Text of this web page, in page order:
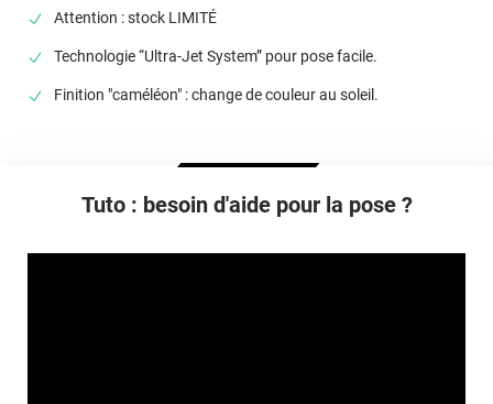
Attention : stock LIMITÉ
Technologie “Ultra-Jet System” pour pose facile.
Finition "caméléon" : change de couleur au soleil.
Tuto : besoin d'aide pour la pose ?